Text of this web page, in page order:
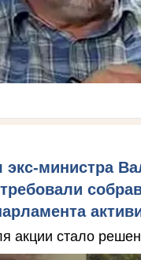
экс-министра
акции стало